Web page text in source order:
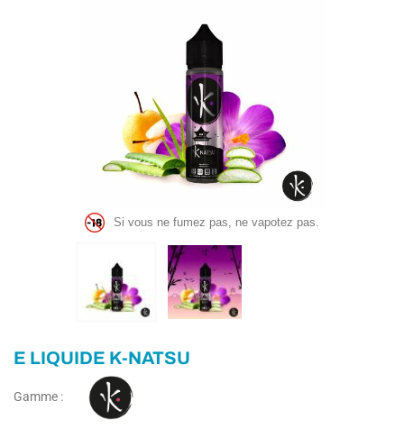
Si vous ne fumez pas, ne vapotez pas.
E LIQUIDE K-NATSU
Gamme :